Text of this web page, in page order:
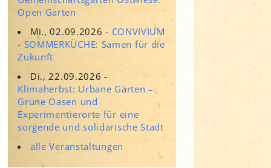
Piazza Zenetti
Südgarten
Tauschgarten Schwabing-
Milbertshofen
Waldschmausgarten
Open Garten
Mi., 02.09.2026 - CONVIVIUM
- SOMMERKÜCHE: Samen für die
Zukunft
Di., 22.09.2026 -
Klimaherbst: Urbane Gärten –
Grüne Oasen und
Experimentierorte für eine
sorgende und solidarische Stadt
alle Veranstaltungen